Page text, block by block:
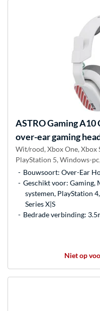
ASTRO GamingA10
over-ear gaming
Wit/rood, Xbox One, Xbox
PlayStation 5, Windows-
Bouwsoort: Over-Ear
Geschikt voor: Gaming,
systemen, PlayStation
Series X|S
Bedrade verbinding:
Niet op